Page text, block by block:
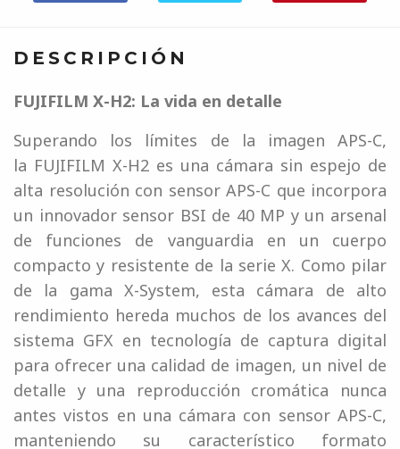
DESCRIPCIÓN
FUJIFILM X-H2: La vida en detalle
Superando los límites de la imagen APS-C,
la FUJIFILM X-H2 es una cámara sin espejo de
alta resolución con sensor APS-C que incorpora
un innovador sensor BSI de 40 MP y un arsenal
de funciones de vanguardia en un cuerpo
compacto y resistente de la serie X. Como pilar
de la gama X-System, esta cámara de alto
rendimiento hereda muchos de los avances del
sistema GFX en tecnología de captura digital
para ofrecer una calidad de imagen, un nivel de
detalle y una reproducción cromática nunca
antes vistos en una cámara con sensor APS-C,
manteniendo su característico formato